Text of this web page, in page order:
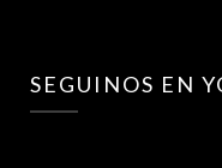
SEGUINOS EN